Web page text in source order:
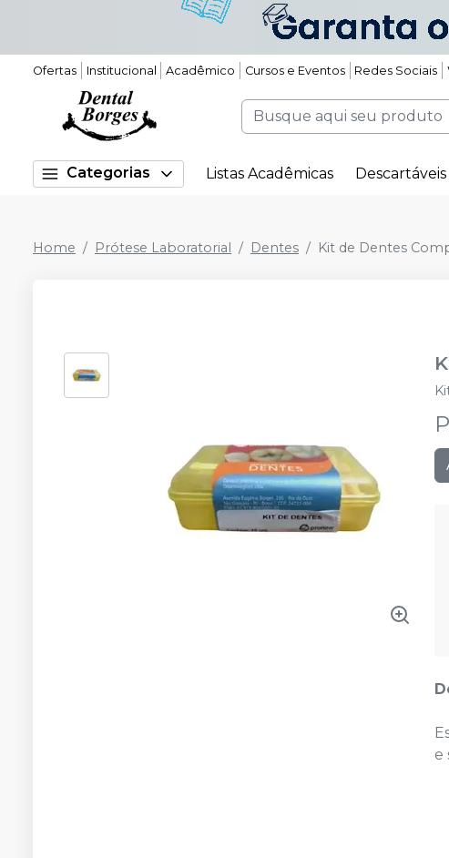
Ofertas Institucional Acadêmico Cursos e Eventos Redes Sociais
Categorias Listas Acadêmicas Descartáveis
Home Prótese Laboratorial Dentes Kit de Dentes
e